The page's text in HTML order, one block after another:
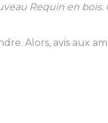
Requin en
Alors, avis aux